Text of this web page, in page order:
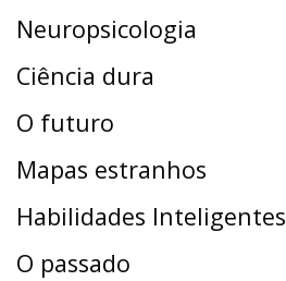
Neuropsicologia
Ciência dura
O futuro
Mapas estranhos
Habilidades Inteligentes
O passado